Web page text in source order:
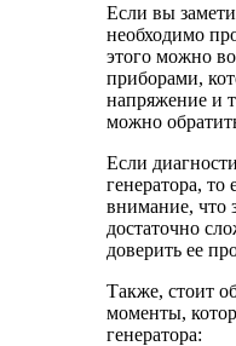
Если вы
необходимо
этого можно
приборами,
напряжение и
можно
Если
генератора, то
внимание, что
достаточно
доверить ее
Также, стоит
моменты,
генератора: